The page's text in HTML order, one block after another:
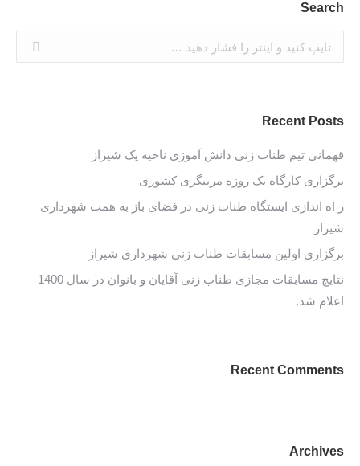
Search
جستجو:
Recent Posts
قهمانی تیم طناب زنی دانش آموزی ناحیه یک شیراز
برگزاری کارگاه یک روزه مربیگری کشوری
ر اه اندازی ایستگاه طناب زنی در فضای باز به همت شهرداری
شیراز
برگزاری اولین مسابقات طناب زنی شهرداری شیراز
نتایج مسابقات مجازی طناب زنی آقایان و بانوان در سال 1400
اعلام شد.
Recent Comments
Archives